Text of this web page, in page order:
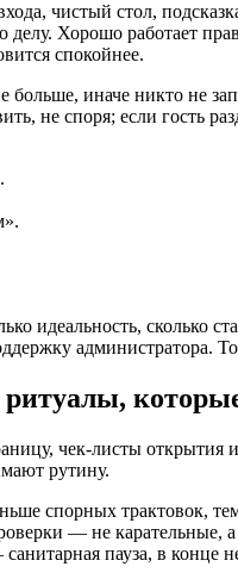
чистый стол,
Хорошо работает
спокойнее.
иначе никто не
не споря; если гость
идеальность, сколько
администратора.
чек-листы открытия
рутину.
спорных трактовок,
— не
пауза, в конце